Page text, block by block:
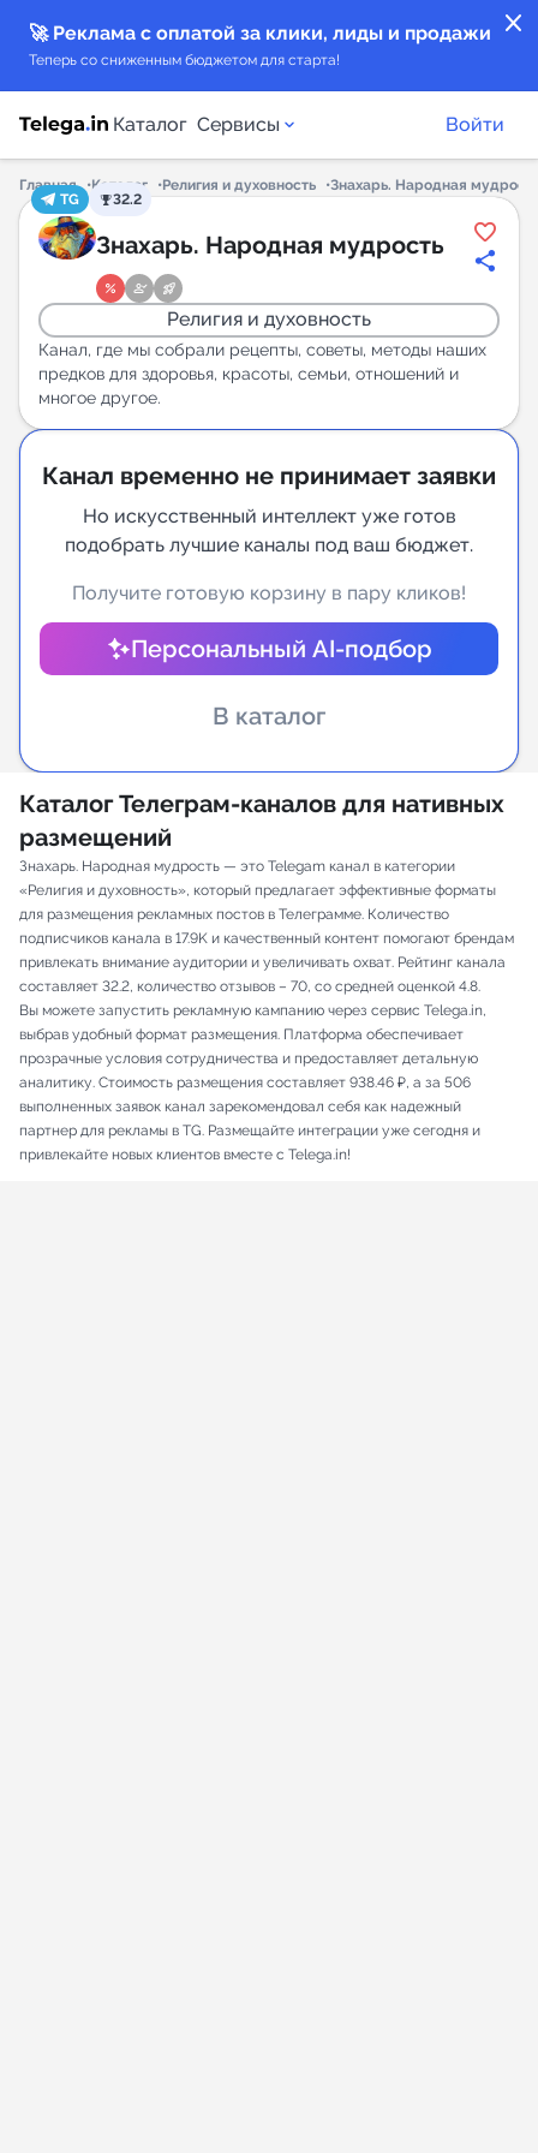
close
🚀 Реклама с оплатой за клики, лиды и продажи
Теперь со сниженным бюджетом для старта!
Каталог Сервисы
Каталог каналов
Каталог ботов
Горящие предложения
Индекс читаемости каналов в Telegram
Аналитика MAX каналов
New
Индивидуальное сопровождение
Аналитика Telegram
Войти
Главная Каталог Религия и духовность
Знахарь. Народная
TG
32.2
Знахарь. Народная мудрость
Религия и духовность
Канал, где мы собрали рецепты, советы, методы наших
предков для здоровья, красоты, семьи, отношений и
многое другое.
Канал временно не принимает заявки
Но искусственный интеллект уже готов
подобрать лучшие каналы под ваш бюджет.
Получите готовую корзину в пару кликов!
Персональный AI-подбор
В каталог
Каталог Телеграм-каналов для нативных
размещений
Знахарь. Народная мудрость — это Telegam канал в категории
«Религия и духовность», который предлагает эффективные форматы
для размещения рекламных постов в Телеграмме. Количество
подписчиков канала в 17.9K и качественный контент помогают брендам
привлекать внимание аудитории и увеличивать охват. Рейтинг канала
составляет 32.2, количество отзывов – 70, со средней оценкой 4.8.
Вы можете запустить рекламную кампанию через сервис Telega.in,
выбрав удобный формат размещения. Платформа обеспечивает
прозрачные условия сотрудничества и предоставляет детальную
аналитику. Стоимость размещения составляет 938.46 ₽, а за 506
выполненных заявок канал зарекомендовал себя как надежный
партнер для рекламы в TG. Размещайте интеграции уже сегодня и
привлекайте новых клиентов вместе с Telega.in!